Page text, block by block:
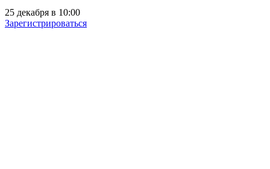
25 декабря в 10:00
Зарегистрироваться